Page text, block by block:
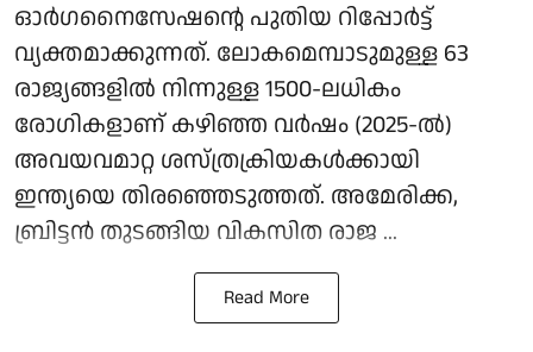
ഓർഗനൈസേഷന്റെ പുതിയ റിപ്പോർട്ട്
വ്യക്തമാക്കുന്നത്. ലോകമെമ്പാടുമുള്ള 63
രാജ്യങ്ങളിൽ നിന്നുള്ള 1500-ലധികം
രോഗികളാണ് കഴിഞ്ഞ വർഷം (2025-ൽ)
അവയവമാറ്റ ശസ്ത്രക്രിയകൾക്കായി
ഇന്ത്യയെ തിരഞ്ഞെടുത്തത്. അമേരിക്ക,
ബ്രിട്ടൻ തുടങ്ങിയ വികസിത രാജ ...
Read More